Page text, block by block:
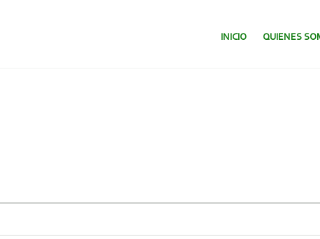
SALTAR AL
INICIO QUIENES